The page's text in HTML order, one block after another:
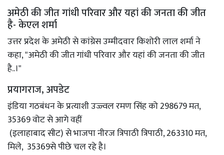
अमेठी की जीत गांधी परिवार और यहां की जनता की जीत
है- केएल शर्मा
उत्तर प्रदेश के अमेठी से कांग्रेस उम्मीदवार किशोरी लाल शर्मा ने
कहा, "अमेठी की जीत गांधी परिवार और यहां की जनता की जीत
है..।"
प्रयागराज, अपडेट
इंडिया गठबंधन के प्रत्याशी उज्ज्वल रमण सिंह को 298679 मत,
35369 वोट से आगे वहीं
(इलाहाबाद सीट) से भाजपा नीरज त्रिपाठी त्रिपाठी, 263310 मत,
मिले, 35369से पीछे चल रहे है।